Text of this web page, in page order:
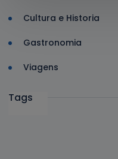
Cultura e Historia
Gastronomia
Viagens
Tags